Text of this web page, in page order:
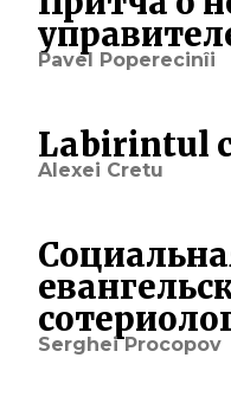
Pavel Poperecinîi
Labirintul
Alexei Cretu
Serghei Procopov